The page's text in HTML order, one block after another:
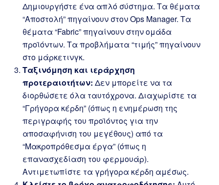
Δημιουργήστε ένα απλό σύστημα. Τα θέματα
“Αποστολή” πηγαίνουν στον Ops Manager. Τα
θέματα “Fabric” πηγαίνουν στην ομάδα
προϊόντων. Τα προβλήματα “τιμής” πηγαίνουν
στο μάρκετινγκ.
Ταξινόμηση και ιεράρχηση
προτεραιοτήτων: Δεν μπορείτε να τα
διορθώσετε όλα ταυτόχρονα. Διαχωρίστε τα
“Γρήγορα κέρδη” (όπως η ενημέρωση της
περιγραφής του προϊόντος για την
αποσαφήνιση του μεγέθους) από τα
“Μακροπρόθεσμα έργα” (όπως η
επανασχεδίαση του φερμουάρ).
Αντιμετωπίστε τα γρήγορα κέρδη αμέσως.